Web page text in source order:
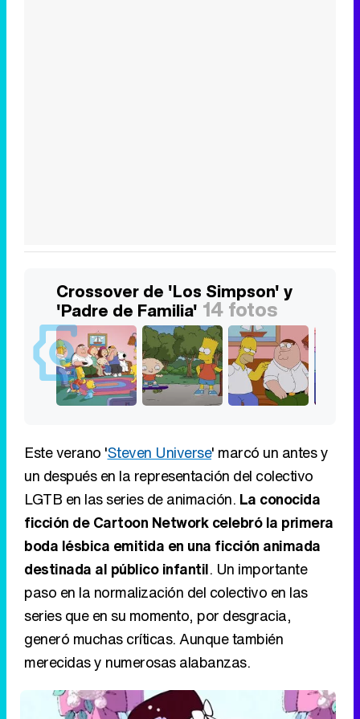
Crossover de 'Los Simpson' y
'Padre de Familia' 14 fotos
Este verano 'Steven Universe' marcó un antes y
un después en la representación del colectivo
LGTB en las series de animación. La conocida
ficción de Cartoon Network celebró la primera
boda lésbica emitida en una ficción animada
destinada al público infantil. Un importante
paso en la normalización del colectivo en las
series que en su momento, por desgracia,
generó muchas críticas. Aunque también
merecidas y numerosas alabanzas.